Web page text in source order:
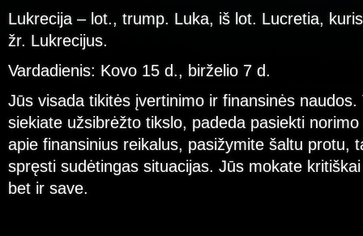
Lukrecija – lot., trump. Luka, iš lot. Lucretia,
žr. Lukrecijus.
Vardadienis: Kovo 15 d., birželio 7 d.
Jūs visada tikitės įvertinimo ir finansinės naudos.
siekiate užsibrėžto tikslo, padeda pasiekti
apie finansinius reikalus, pasižymite šaltu protu,
spręsti sudėtingas situacijas. Jūs mokate
bet ir save.